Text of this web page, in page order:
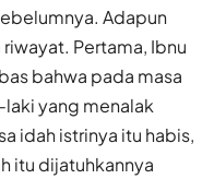
Adapun
Pertama, Ibnu
bahwa pada masa
laki yang menalak
idah istrinya itu habis,
itu dijatuhkannya